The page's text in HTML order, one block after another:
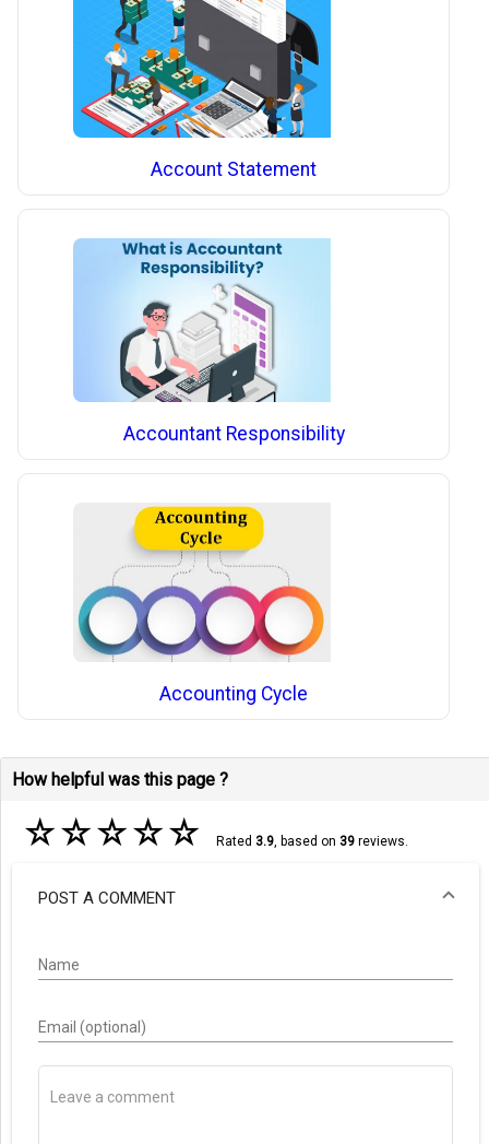
Account Statement
Accountant Responsibility
Accounting Cycle
How helpful was this page ?
☆☆☆☆☆ Rated 3.9, based on 39reviews.
POST A COMMENT
Name
Email (optional)